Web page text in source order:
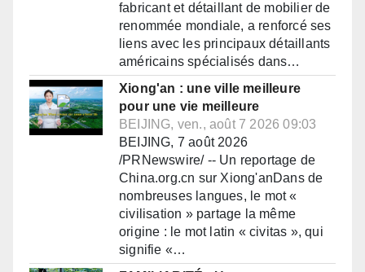
fabricant et détaillant de mobilier de
renommée mondiale, a renforcé ses
liens avec les principaux détaillants
américains spécialisés dans…
Xiong'an : une ville meilleure
pour une vie meilleure
BEIJING, ven., août 7 2026 09:03
BEIJING, 7 août 2026
/PRNewswire/ -- Un reportage de
China.org.cn sur Xiong'anDans de
nombreuses langues, le mot «
civilisation » partage la même
origine : le mot latin « civitas », qui
signifie «…